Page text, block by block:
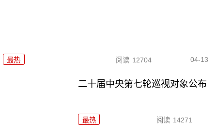
最热 阅读 12704 04-13
二十届中央第七轮巡视对象公布
最热 阅读 14271